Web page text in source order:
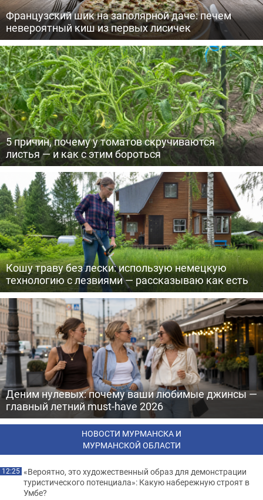
Французский шик на заполярной даче: печем
невероятный киш из первых лисичек
5 причин, почему у томатов скручиваются
листья — и как с этим бороться
Кошу траву без лески: использую немецкую
технологию с лезвиями — рассказываю как есть
Деним нулевых: почему ваши любимые джинсы —
главный летний must-have 2026
НОВОСТИ МУРМАНСКА И
МУРМАНСКОЙ ОБЛАСТИ
12:25 «Вероятно, это художественный образ для демонстрации
туристического потенциала»: Какую набережную строят в
Умбе?